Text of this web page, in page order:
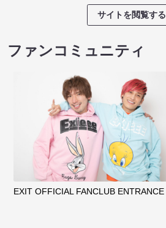
サイトを閲覧する
ファンコミュニティ
EXIT OFFICIAL FANCLUB ENTRANCE